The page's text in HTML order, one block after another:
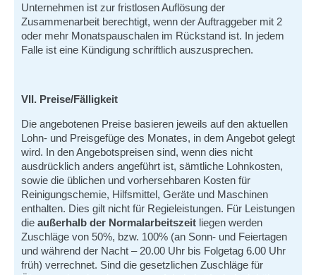
Unternehmen ist zur fristlosen Auflösung der
Zusammenarbeit berechtigt, wenn der Auftraggeber mit 2
oder mehr Monatspauschalen im Rückstand ist. In jedem
Falle ist eine Kündigung schriftlich auszusprechen.
VII. Preise/Fälligkeit
Die angebotenen Preise basieren jeweils auf den aktuellen
Lohn- und Preisgefüge des Monates, in dem Angebot gelegt
wird. In den Angebotspreisen sind, wenn dies nicht
ausdrücklich anders angeführt ist, sämtliche Lohnkosten,
sowie die üblichen und vorhersehbaren Kosten für
Reinigungschemie, Hilfsmittel, Geräte und Maschinen
enthalten. Dies gilt nicht für Regieleistungen. Für Leistungen
die außerhalb der Normalarbeitszeit liegen werden
Zuschläge von 50%, bzw. 100% (an Sonn- und Feiertagen
und während der Nacht – 20.00 Uhr bis Folgetag 6.00 Uhr
früh) verrechnet. Sind die gesetzlichen Zuschläge für